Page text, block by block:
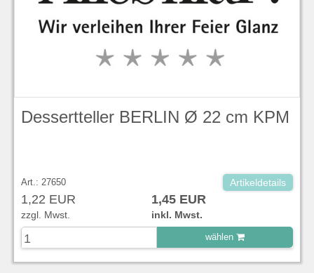
Dessertteller BERLIN Ø 22 cm KPM
Art.: 27650 Artikeldetails
1,22 EUR 1,45 EUR
zzgl. Mwst. inkl. Mwst.
wählen